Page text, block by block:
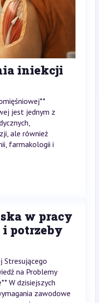
iniekcji
jest jednym z
ale również
farmakologii i
w pracy
potrzeby
Stresującego
na Problemy
W dzisiejszych
zawodowe